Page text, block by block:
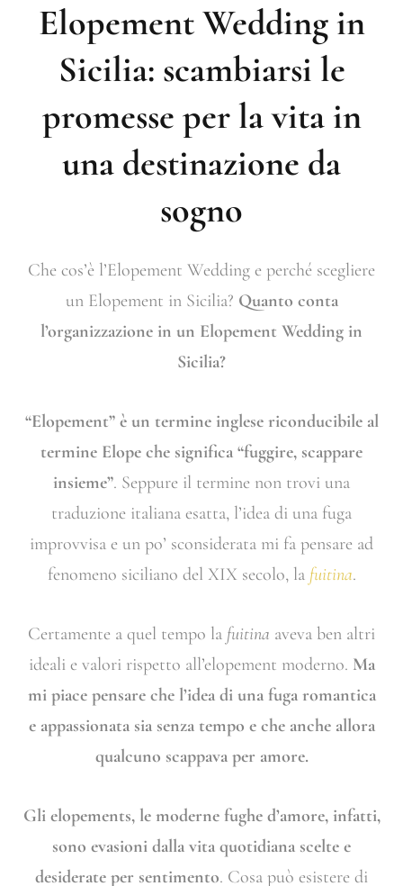
Elopement Wedding in
Sicilia: scambiarsi le
promesse per la vita in
una destinazione da
sogno
Che cos’è l’Elopement Wedding e perché scegliere
un Elopement in Sicilia? Quanto conta
l’organizzazione in un Elopement Wedding in
Sicilia?
“Elopement” è un termine inglese riconducibile al
termine Elope che significa “fuggire, scappare
insieme”. Seppure il termine non trovi una
traduzione italiana esatta, l’idea di una fuga
improvvisa e un po’ sconsiderata mi fa pensare ad
fenomeno siciliano del XIX secolo, la fuitina.
Certamente a quel tempo la fuitina aveva ben altri
ideali e valori rispetto all’elopement moderno. Ma
mi piace pensare che l’idea di una fuga romantica
e appassionata sia senza tempo e che anche allora
qualcuno scappava per amore.
Gli elopements, le moderne fughe d’amore, infatti,
sono evasioni dalla vita quotidiana scelte e
desiderate per sentimento. Cosa può esistere di